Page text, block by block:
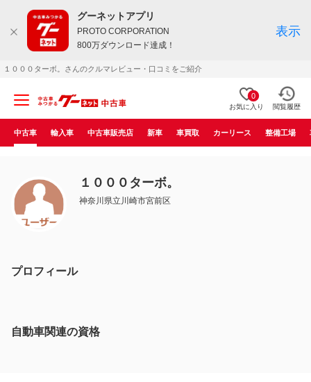
グーネットアプリ
PROTO CORPORATION
800万ダウンロード達成！
表示
１０００ターボ。さんのクルマレビュー・口コミをご紹介
0
お気に入り 閲覧履歴
中古車 輸入車 中古車販売店 新車 車買取 カーリース 整備工場
１０００ターボ。
神奈川県立川崎市宮前区
プロフィール
自動車関連の資格